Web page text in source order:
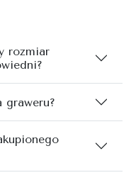
rozmiar
graweru?